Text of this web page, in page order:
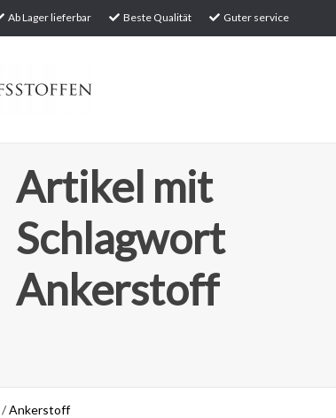
Ab Lager lieferbar Beste Qualität Guter service
Artikel mit
Schlagwort
Ankerstoff
/Ankerstoff